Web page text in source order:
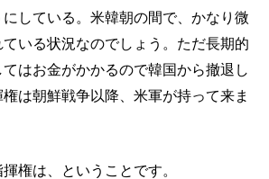
している。米韓朝の間で、かなり微
いる状況なのでしょう。ただ長期的
はお金がかかるので韓国から撤退し
は朝鮮戦争以降、米軍が持って来ま
権は、ということです。